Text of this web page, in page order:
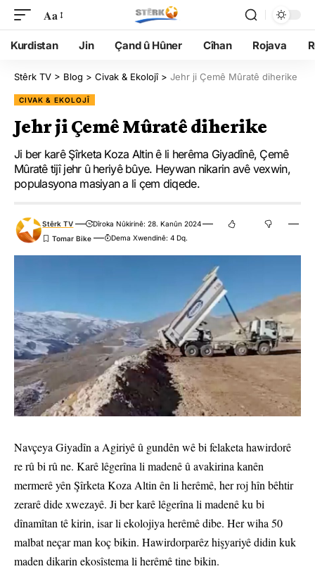
Aa
Kurdistan Jin Çand û Hûner Cîhan Rojava
Stêrk TV > Blog > Civak & Ekolojî> Jehr ji Çemê Mûratê diherike
CIVAK & EKOLOJÎ
Jehr ji Çemê Mûratê diherike
Ji ber karê Şîrketa Koza Altin ê li herêma Giyadînê, Çemê
Mûratê tijî jehr û heriyê bûye. Heywan nikarin avê vexwin,
populasyona masiyan a li çem diqede.
Stêrk TV
Dîroka Nûkirinê: 28. Kanûn 2024
Dema Xwendinê: 4 Dq.
Navçeya Giyadîn a Agiriyê û gundên wê bi felaketa hawirdorê
re rû bi rû ne. Karê lêgerîna li madenê û avakirina kanên
mermerê yên Şîrketa Koza Altin ên li herêmê, her roj hîn bêhtir
zerarê dide xwezayê. Ji ber karê lêgerîna li madenê ku bi
dînamîtan tê kirin, isar li ekolojiya herêmê dibe. Her wiha 50
malbat neçar man koç bikin. Hawirdorparêz hişyariyê didin kuk
maden dikarin ekosîstema li herêmê tine bikin.